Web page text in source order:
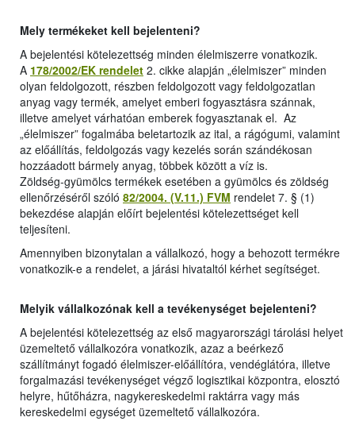
Mely termékeket kell bejelenteni?
A bejelentési kötelezettség minden élelmiszerre vonatkozik.
A 178/2002/EK rendelet 2. cikke alapján „élelmiszer” minden
olyan feldolgozott, részben feldolgozott vagy feldolgozatlan
anyag vagy termék, amelyet emberi fogyasztásra szánnak,
illetve amelyet várhatóan emberek fogyasztanak el. Az
„élelmiszer” fogalmába beletartozik az ital, a rágógumi, valamint
az előállítás, feldolgozás vagy kezelés során szándékosan
hozzáadott bármely anyag, többek között a víz is.
Zöldség-gyümölcs termékek esetében a gyümölcs és zöldség
ellenőrzéséről szóló 82/2004. (V.11.) FVM rendelet 7. § (1)
bekezdése alapján előírt bejelentési kötelezettséget kell
teljesíteni.
Amennyiben bizonytalan a vállalkozó, hogy a behozott termékre
vonatkozik-e a rendelet, a járási hivataltól kérhet segítséget.
Melyik vállalkozónak kell a tevékenységet bejelenteni?
A bejelentési kötelezettség az első magyarországi tárolási helyet
üzemeltető vállalkozóra vonatkozik, azaz a beérkező
szállítmányt fogadó élelmiszer-előállítóra, vendéglátóra, illetve
forgalmazási tevékenységet végző logisztikai központra, elosztó
helyre, hűtőházra, nagykereskedelmi raktárra vagy más
kereskedelmi egységet üzemeltető vállalkozóra.